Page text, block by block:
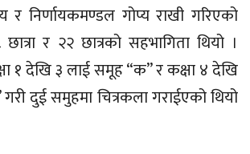
र निर्णायकमण्डल गोप्य राखी गरिएको
छात्रा र २२ छात्रको सहभागिता थियो ।
१ देखि ३ लाई समूह “क” र कक्षा ४ देखि
दुई समुहमा चित्रकला गराईएको थियो